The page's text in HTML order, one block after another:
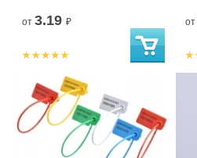
от 3.19 ₽ от